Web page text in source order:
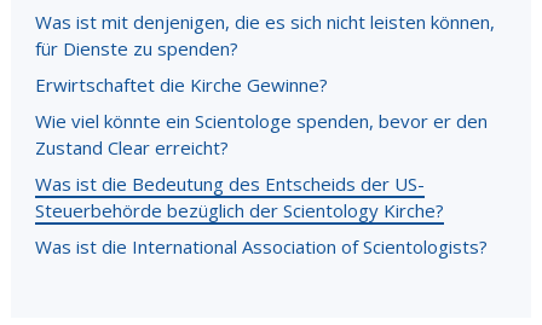
Was ist mit denjenigen, die es sich nicht leisten können,
für Dienste zu spenden?
Erwirtschaftet die Kirche Gewinne?
Wie viel könnte ein Scientologe spenden, bevor er den
Zustand Clear erreicht?
Was ist die Bedeutung des Entscheids der US-
Steuerbehörde bezüglich der Scientology Kirche?
Was ist die International Association of Scientologists?